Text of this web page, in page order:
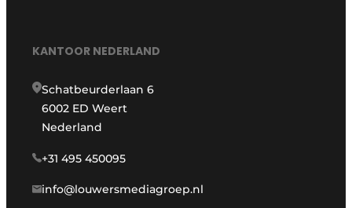
KANTOOR NEDERLAND
Schatbeurderlaan 6
6002 ED Weert
Nederland
+31 495 450095
info@louwersmediagroep.nl